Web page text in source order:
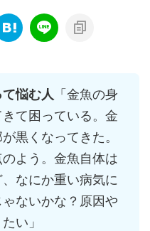
悩む人 「金魚の身
て困っている。金
黒くなってきた。
よう。金魚自体は
なにか重い病気に
ないかな？原因や
い」